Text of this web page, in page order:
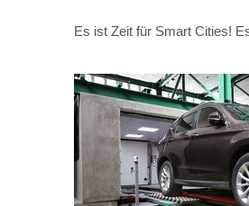
Es ist Zeit für Smart Cities!